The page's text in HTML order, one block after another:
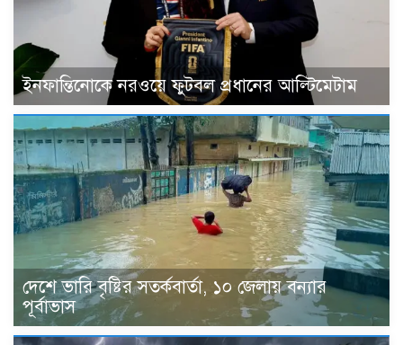
ইনফান্তিনোকে নরওয়ে ফুটবল প্রধানের আল্টিমেটাম
দেশে ভারি বৃষ্টির সতর্কবার্তা, ১০ জেলায় বন্যার
পূর্বাভাস